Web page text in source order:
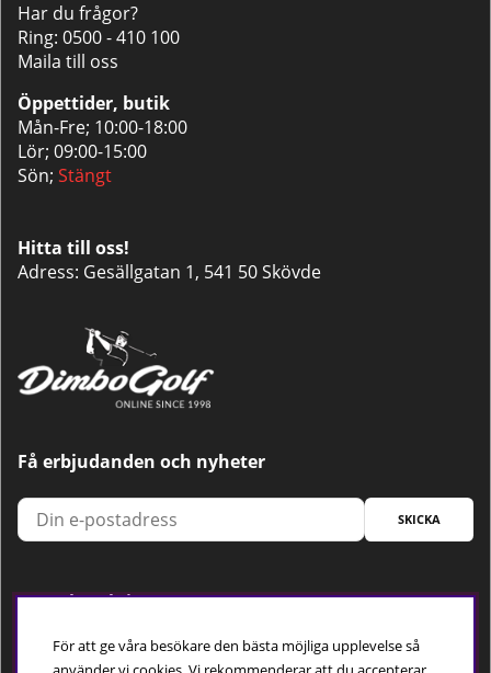
Har du frågor?
Ring: 0500 - 410 100
Maila till oss
Öppettider, butik
Mån-Fre; 10:00-18:00
Lör; 09:00-15:00
Sön; Stängt
Hitta till oss!
Adress: Gesällgatan 1, 541 50 Skövde
Få erbjudanden och nyheter
SKICKA
Trygg betalning
För att ge våra besökare den bästa möjliga upplevelse så